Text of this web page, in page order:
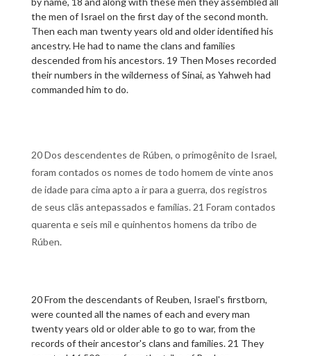
the men of Israel on the first day of the second month.
Then each man twenty years old and older identified his
ancestry. He had to name the clans and families
descended from his ancestors. 19 Then Moses recorded
their numbers in the wilderness of Sinai, as Yahweh had
commanded him to do.
20 Dos descendentes de Rúben, o primogênito de Israel,
foram contados os nomes de todo homem de vinte anos
de idade para cima apto a ir para a guerra, dos registros
de seus clãs antepassados e famílias. 21 Foram contados
quarenta e seis mil e quinhentos homens da tribo de
Rúben.
20 From the descendants of Reuben, Israel's firstborn,
were counted all the names of each and every man
twenty years old or older able to go to war, from the
records of their ancestor's clans and families. 21 They